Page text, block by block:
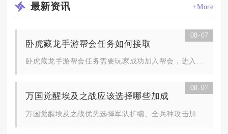
最新资讯 +More
08-07
卧虎藏龙手游帮会任务如何接取
08-07
万国觉醒埃及之战应该选择哪些加成